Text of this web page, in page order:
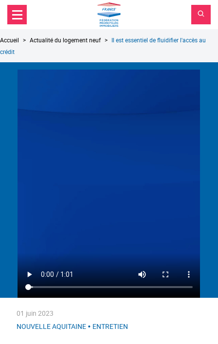
Aller au contenu principal
Aller au menu principal
Aller à la recherche
FPI
France
Accueil Actualité du logement neuf
Il est essentiel de fluidifier l'accès au
crédit
01 juin 2023
NOUVELLE AQUITAINE • ENTRETIEN